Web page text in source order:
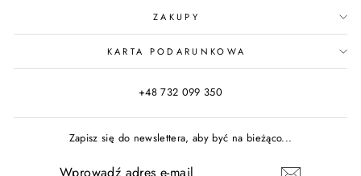
ZAKUPY
KARTA PODARUNKOWA
+48 732 099 350
Zapisz się do newslettera, aby być na bieżąco...